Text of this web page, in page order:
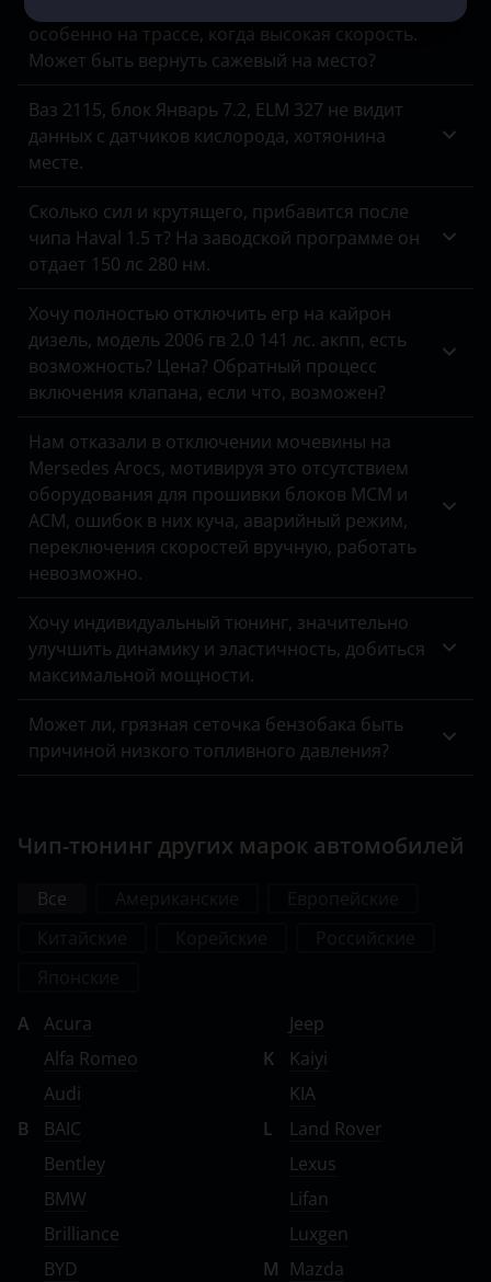
ЗАЗ
УАЗ
особенно на трассе, когда высокая скорость.
Может быть вернуть сажевый на место?
Ваз 2115, блок Январь 7.2, ELM 327 не видит
данных с датчиков кислорода, хотяонина
месте.
Сколько сил и крутящего, прибавится после
чипа Haval 1.5 т? На заводской программе он
отдает 150 лс 280 нм.
Хочу полностью отключить егр на кайрон
дизель, модель 2006 гв 2.0 141 лс. акпп, есть
возможность? Цена? Обратный процесс
включения клапана, если что, возможен?
Нам отказали в отключении мочевины на
Mersedes Arocs, мотивируя это отсутствием
оборудования для прошивки блоков MCM и
ACM, ошибок в них куча, аварийный режим,
переключения скоростей вручную, работать
невозможно.
Хочу индивидуальный тюнинг, значительно
улучшить динамику и эластичность, добиться
максимальной мощности.
Может ли, грязная сеточка бензобака быть
причиной низкого топливного давления?
Чип-тюнинг других марок автомобилей
Все
A
Acura
Alfa Romeo
Audi
B
BAIC
Bentley
BMW
Brilliance
BYD
Jeep
K
Kaiyi
KIA
L
Land Rover
Lexus
Lifan
Luxgen
M Mazda